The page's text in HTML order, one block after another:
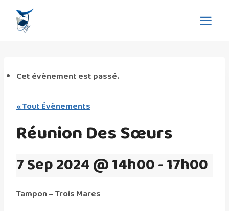
Aller
contenu
Cet évènement est passé.
« Tout Évènements
Réunion Des Sœurs
7 Sep 2024 @ 14h00-17h00
Tampon – Trois Mares